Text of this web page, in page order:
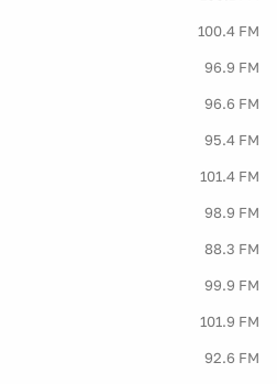
100.4 FM
96.9 FM
96.6 FM
95.4 FM
101.4 FM
98.9 FM
88.3 FM
99.9 FM
101.9 FM
92.6 FM